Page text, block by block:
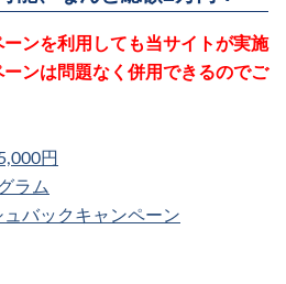
ーンを利用しても当サイトが実施
ンは問題なく併用できるのでご
円
ラム
バックキャンペーン